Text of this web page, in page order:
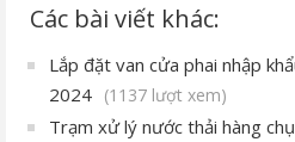
Các bài viết khác:
Lắp đặt van cửa phai nhập
2024 (1137 lượt xem)
Trạm xử lý nước thải hàng